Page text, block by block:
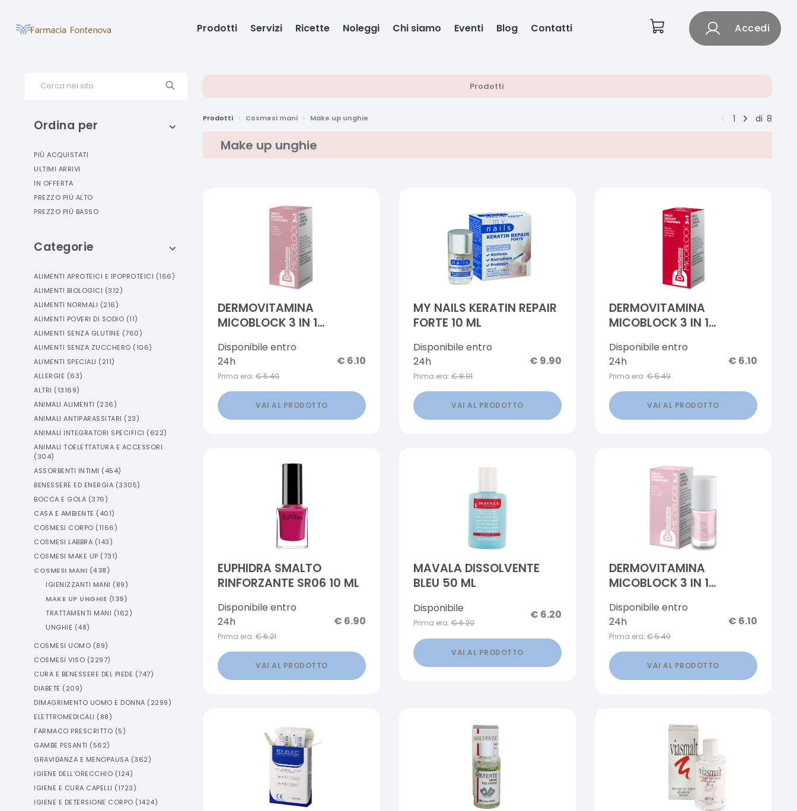
Prodotti Servizi Ricette Noleggi Chi siamo Eventi Blog Contatti Accedi
Cerca nel sito Prodotti
Ordina per
PIÙ ACQUISTATI
ULTIMI ARRIVI
IN OFFERTA
PREZZO PIÙ ALTO
PREZZO PIÙ BASSO
Categorie
ALIMENTI APROTEICI E IPOPROTEICI (166)
ALIMENTI BIOLOGICI (312)
ALIMENTI NORMALI (216)
ALIMENTI POVERI DI SODIO (11)
ALIMENTI SENZA GLUTINE (760)
ALIMENTI SENZA ZUCCHERO (106)
ALIMENTI SPECIALI (211)
ALLERGIE (63)
ALTRI (13169)
ANIMALI ALIMENTI (236)
ANIMALI ANTIPARASSITARI (23)
ANIMALI INTEGRATORI SPECIFICI (622)
ANIMALI TOELETTATURA E ACCESSORI
(304)
ASSORBENTI INTIMI (454)
BENESSERE ED ENERGIA (3305)
BOCCA E GOLA (376)
CASA E AMBIENTE (401)
COSMESI CORPO (1166)
COSMESI LABBRA (143)
COSMESI MAKE UP (731)
COSMESI MANI (438)
IGIENIZZANTI MANI (89)
MAKE UP UNGHIE (139)
TRATTAMENTI MANI (162)
UNGHIE (48)
COSMESI UOMO (89)
COSMESI VISO (2297)
CURA E BENESSERE DEL PIEDE (747)
DIABETE (209)
DIMAGRIMENTO UOMO E DONNA (2299)
ELETTROMEDICALI (88)
FARMACO PRESCRITTO (5)
GAMBE PESANTI (562)
GRAVIDANZA E MENOPAUSA (362)
IGIENE DELL'ORECCHIO (124)
IGIENE E CURA CAPELLI (1723)
IGIENE E DETERSIONE CORPO (1424)
Prodotti Cosmesi mani Make up unghie 1 di 8
Make up unghie
DERMOVITAMINA
MICOBLOCK 3 IN 1
TRASPIRANTE NUDE 5 ML
Disponibile entro
24h
Prima era: €5.49
€ 6.10
VAI AL PRODOTTO
MY NAILS KERATIN REPAIR
FORTE 10 ML
Disponibile entro
24h
Prima era: €8.91
€ 9.90
VAI AL PRODOTTO
DERMOVITAMINA
MICOBLOCK 3 IN 1
TRASPIRANTE ROSSO 5 ML
Disponibile entro
24h
Prima era: €5.49
€ 6.10
VAI AL PRODOTTO
EUPHIDRA SMALTO
RINFORZANTE SR06 10 ML
Disponibile entro
24h
Prima era: €6.21
€ 6.90
VAI AL PRODOTTO
MAVALA DISSOLVENTE
BLEU 50 ML
Disponibile
Prima era: €6.20
€ 6.20
VAI AL PRODOTTO
DERMOVITAMINA
MICOBLOCK 3 IN 1
TRASPIRANTE ROSA
CHIARO 5 ML
Disponibile entro
24h
Prima era: €5.49
€ 6.10
VAI AL PRODOTTO